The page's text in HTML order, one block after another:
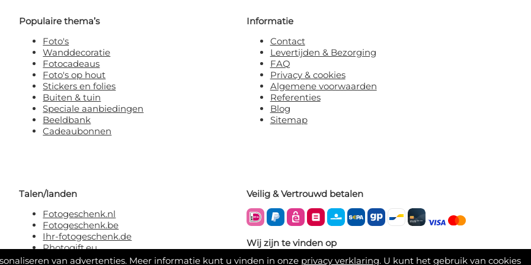
van advertenties. Meer informatie kunt u vinden in onze privacy verklaring. U kunt het gebruik van cookies
Populaire thema’s
Foto's
Wanddecoratie
Fotocadeaus
Foto's op hout
Stickers en folies
Buiten & tuin
Speciale aanbiedingen
Beeldbank
Cadeaubonnen
Informatie
Contact
Levertijden & Bezorging
FAQ
Privacy & cookies
Algemene voorwaarden
Referenties
Blog
Sitemap
Talen/landen
Fotogeschenk.nl
Fotogeschenk.be
Ihr-fotogeschenk.de
Photogift.eu
Veilig & Vertrouwd betalen
Wij zijn te vinden op